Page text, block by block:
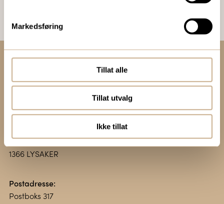
Markedsføring
Tillat alle
Tillat utvalg
Ikke tillat
+47 67 51 86 00
ortomedic@ortomedic.no
Vollsveien 13 E
1366 LYSAKER
Postadresse:
Postboks 317